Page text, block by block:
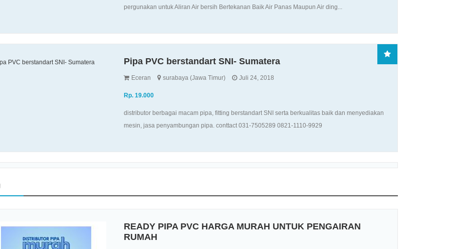
pergunakan untuk Aliran Air bersih Bertekanan Baik Air Panas Maupun Air ding...
Pipa PVC berstandart SNI- Sumatera
Eceran surabaya (Jawa Timur) Juli 24, 2018
Rp. 19.000
distributor berbagai macam pipa, fitting berstandart SNI serta berkualitas baik dan menyediakan
mesin, jasa penyambungan pipa. conttact 031-7505289 0821-1110-9929
READY PIPA PVC HARGA MURAH UNTUK PENGAIRAN
RUMAH